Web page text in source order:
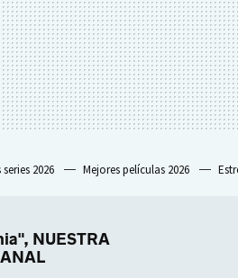
2026 Mejores películas 2026
NUESTRA